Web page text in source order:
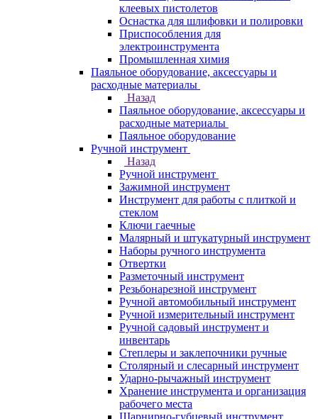
клеевых пистолетов
Оснастка для шлифовки и полировки
Приспособления для
электроинструмента
Промышленная химия
Паяльное оборудование, аксессуары и
расходные материалы
Назад
Паяльное оборудование, аксессуары и
расходные материалы
Паяльное оборудование
Ручной инструмент
Назад
Ручной инструмент
Зажимной инструмент
Инструмент для работы с плиткой и
стеклом
Ключи гаечные
Малярный и штукатурный инструмент
Наборы ручного инструмента
Отвертки
Разметочный инструмент
Резьбонарезной инструмент
Ручной автомобильный инструмент
Ручной измерительный инструмент
Ручной садовый инструмент и
инвентарь
Степлеры и заклепочники ручные
Столярный и слесарный инструмент
Ударно-рычажный инструмент
Хранение инструмента и организация
рабочего места
Шарнирно-губцевый инструмент